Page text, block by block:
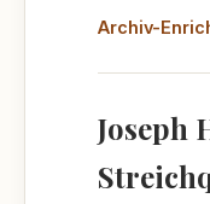
Archiv-
Joseph